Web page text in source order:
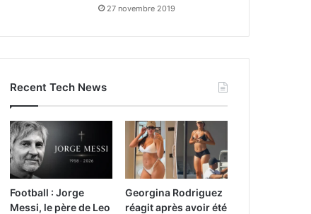
27 novembre 2019
Recent Tech News
Football : Jorge
Messi, le père de Leo
Georgina Rodriguez
réagit après avoir été